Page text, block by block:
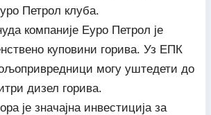
Петрол клуба.
компаније Еуро Петрол је
куповини горива. Уз ЕПК
могу уштедети до
дизел горива.
је значајна инвестиција за